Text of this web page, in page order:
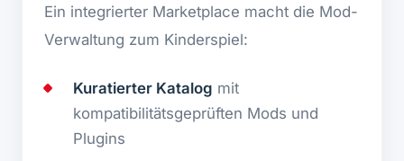
Ein integrierter Marketplace macht die Mod-
Verwaltung zum Kinderspiel:
Kuratierter Katalog mit
kompatibilitätsgeprüften Mods und
Plugins